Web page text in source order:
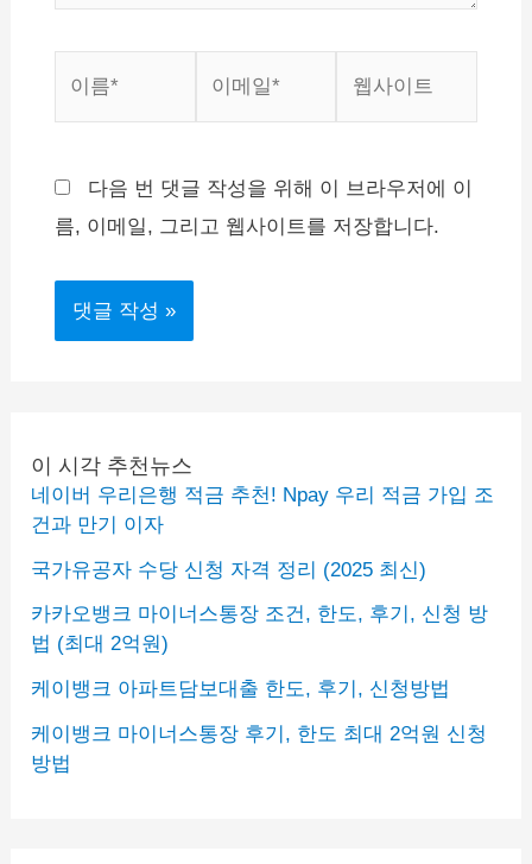
*
트
다음 번 댓글 작성을 위해 이 브라우저에 이
름, 이메일, 그리고 웹사이트를 저장합니다.
이 시각 추천뉴스
네이버 우리은행 적금 추천! Npay 우리 적금 가입 조
건과 만기 이자
국가유공자 수당 신청 자격 정리 (2025 최신)
카카오뱅크 마이너스통장 조건, 한도, 후기, 신청 방
법 (최대 2억원)
케이뱅크 아파트담보대출 한도, 후기, 신청방법
케이뱅크 마이너스통장 후기, 한도 최대 2억원 신청
방법